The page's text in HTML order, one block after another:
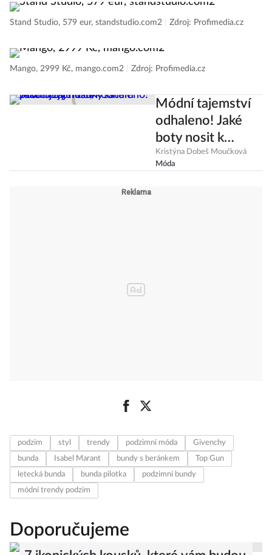
Stand Studio, 579 eur, standstudio.com2 Zdroj: Profimedia.cz
Mango, 2999 Kč, mango.com2 Zdroj: Profimedia.cz
Módní tajemství
odhaleno! Jaké
boty nosit k
šatům podle jejich
délky?
Kristýna Dobeš Moučková
Móda
podzim styl trendy podzimní móda
Givenchy
bunda
Isabel Marant bundy s beránkem
Top Gun
letecká bunda
bunda pilotka
podzimní bundy
módní trendy podzim
Doporučujeme